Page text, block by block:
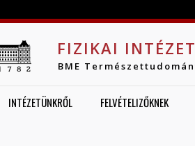
FIZIKAI
BME
INTÉZETÜNKRŐL FELVÉTELIZŐKNEK